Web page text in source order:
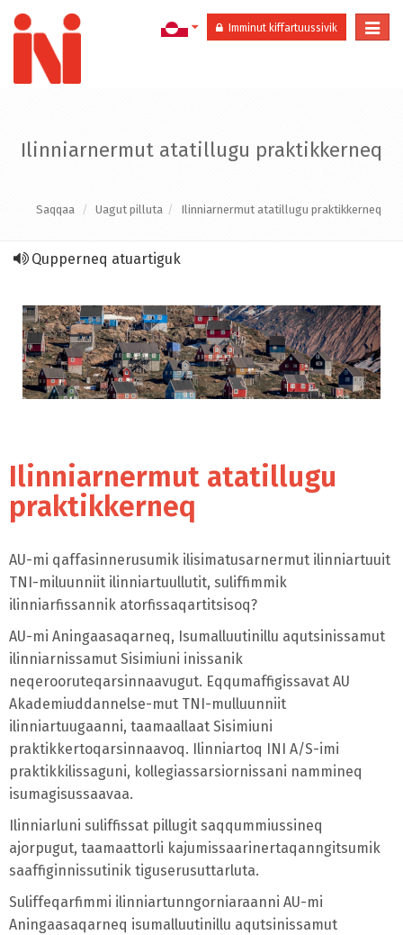
Imminut kiffartuussivik
Ilinniarnermut atatillugu praktikkerneq
Saqqaa Uagut pilluta Ilinniarnermut atatillugu praktikkerneq
Qupperneq atuartiguk
Ilinniarnermut atatillugu
praktikkerneq
AU-mi qaffasinnerusumik ilisimatusarnermut ilinniartuuit
TNI-miluunniit ilinniartuullutit, suliffimmik
ilinniarfissannik atorfissaqartitsisoq?
AU-mi Aningaasaqarneq, Isumalluutinillu aqutsinissamut
ilinniarnissamut Sisimiuni inissanik
neqerooruteqarsinnaavugut. Eqqumaffigissavat AU
Akademiuddannelse-mut TNI-mulluunniit
ilinniartuugaanni, taamaallaat Sisimiuni
praktikkertoqarsinnaavoq. Ilinniartoq INI A/S-imi
praktikkilissaguni, kollegiassarsiornissani nammineq
isumagisussaavaa.
Ilinniarluni suliffissat pillugit saqqummiussineq
ajorpugut, taamaattorli kajumissaarinertaqanngitsumik
saaffiginnissutinik tiguserusuttarluta.
Suliffeqarfimmi ilinniartunngorniaraanni AU-mi
Aningaasaqarneq isumalluutinillu aqutsinissamut